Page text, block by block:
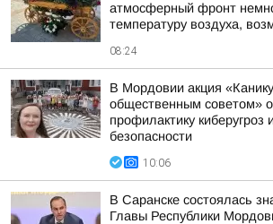
атмосферный фронт
температуру воздуха,
08:24
В Мордовии акция
общественным советом»
профилактику киберугроз
безопасности
10:06
В Саранске состоялась
Главы Республики